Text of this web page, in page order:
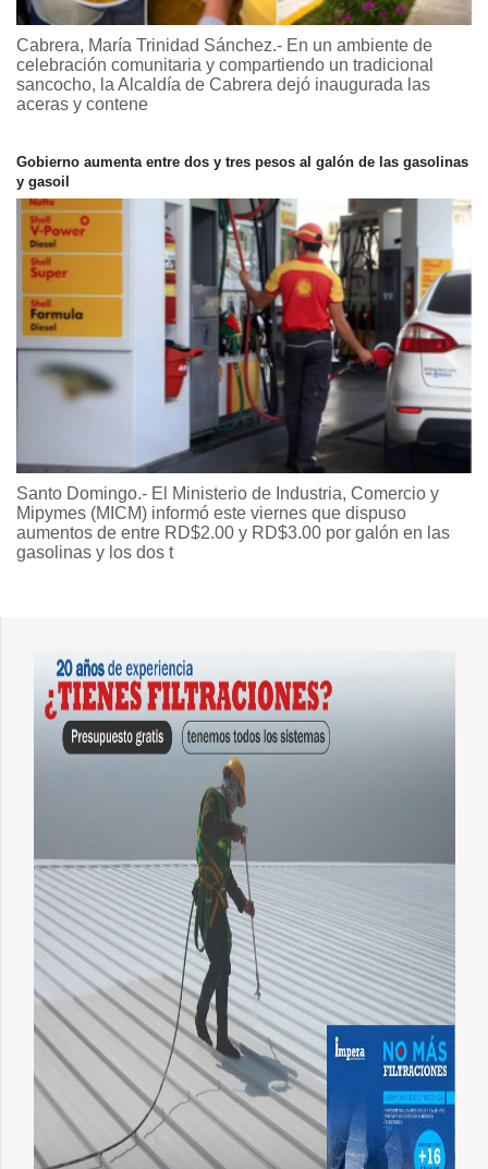
Cabrera, María Trinidad Sánchez.- En un ambiente de
celebración comunitaria y compartiendo un tradicional
sancocho, la Alcaldía de Cabrera dejó inaugurada las
aceras y contene
Gobierno aumenta entre dos y tres pesos al galón de las gasolinas
y gasoil
Santo Domingo.- El Ministerio de Industria, Comercio y
Mipymes (MICM) informó este viernes que dispuso
aumentos de entre RD$2.00 y RD$3.00 por galón en las
gasolinas y los dos t